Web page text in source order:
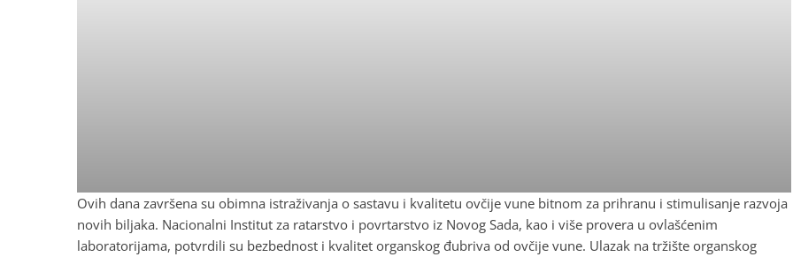
Ovih dana završena su obimna istraživanja o sastavu i kvalitetu ovčije vune bitnom za prihranu i stimulisanje razvoja
novih biljaka. Nacionalni Institut za ratarstvo i povrtarstvo iz Novog Sada, kao i više provera u ovlašćenim
laboratorijama, potvrdili su bezbednost i kvalitet organskog đubriva od ovčije vune. Ulazak na tržište organskog